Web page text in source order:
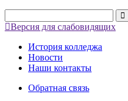
Версия для слабовидящих
История колледжа
Новости
Наши контакты
Обратная связь